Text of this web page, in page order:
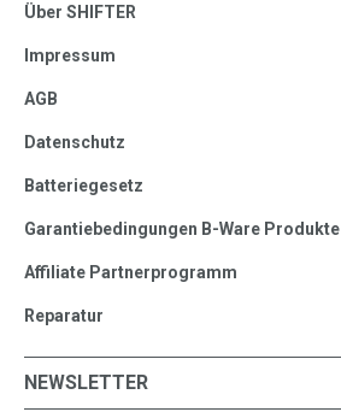
Über SHIFTER
Impressum
AGB
Datenschutz
Batteriegesetz
Garantiebedingungen B-Ware Produkte
Affiliate Partnerprogramm
Reparatur
NEWSLETTER